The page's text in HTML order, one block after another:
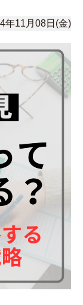
年11月08日(金)